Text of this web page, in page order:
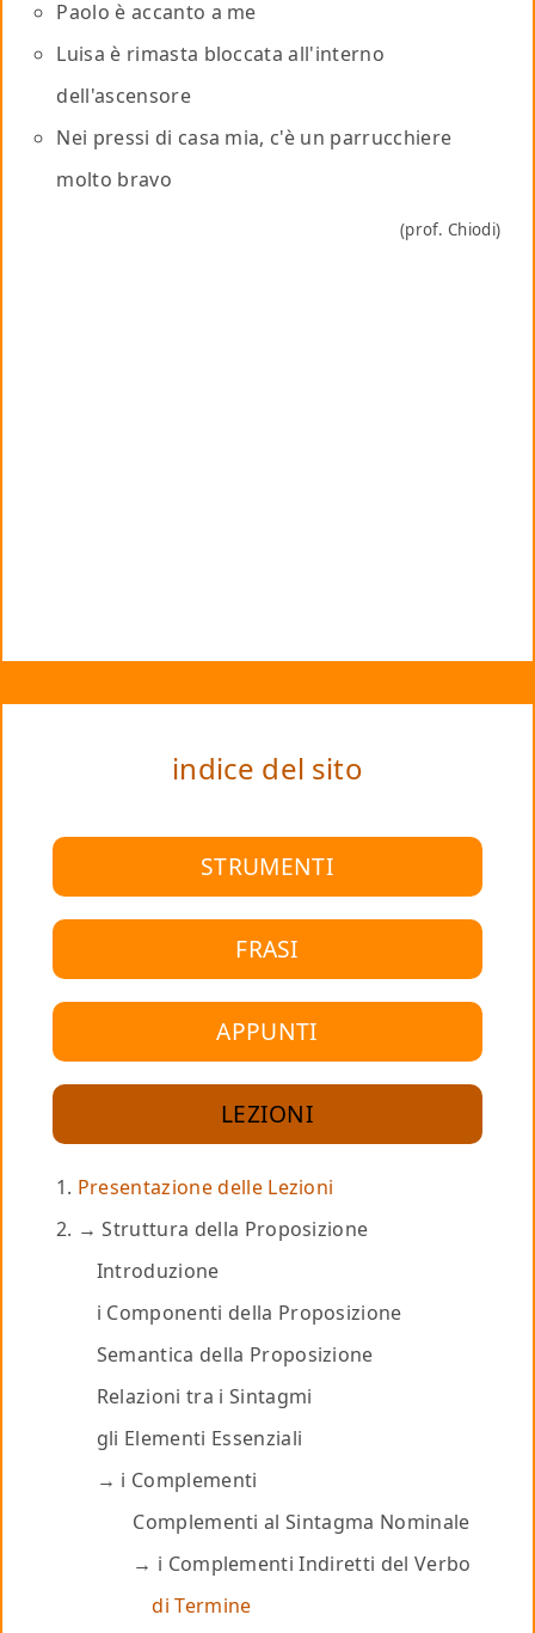
Paolo è accanto a me
Luisa è rimasta bloccata all'interno
dell'ascensore
Nei pressi di casa mia, c'è un parrucchiere
molto bravo
(prof. Chiodi)
indice del sito
STRUMENTI
FRASI
APPUNTI
LEZIONI
Presentazione delle Lezioni
Struttura della Proposizione
Introduzione
i Componenti della Proposizione
Semantica della Proposizione
Relazioni tra i Sintagmi
gli Elementi Essenziali
i Complementi
Complementi al Sintagma Nominale
i Complementi Indiretti del Verbo
di Termine